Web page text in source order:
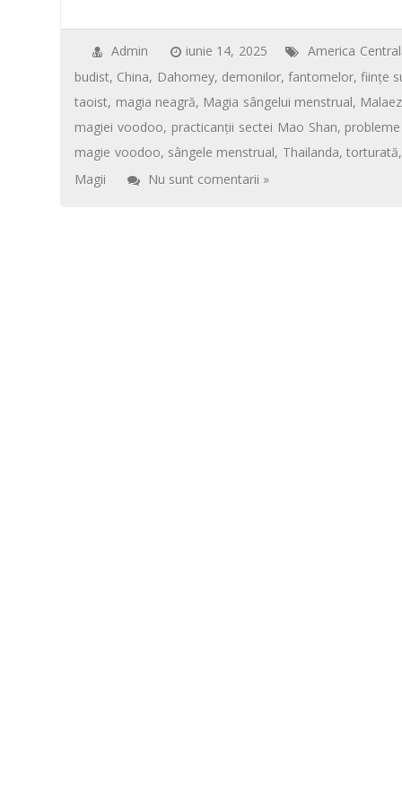
k p
e
b
o
o
k
tt
er
ail er
e
st
at
s
A
p
p
ta
je
az
ă
Admin iunie 14, 2025 America
budist, China, Dahomey, demonilor,fantomelor,fiinţe
taoist, magia neagră, Magia sângelui menstrual,
magiei voodoo, practicanții sectei Mao Shan,
magie voodoo, sângele menstrual, Thailanda, torturată
Magii
Nu sunt comentarii »